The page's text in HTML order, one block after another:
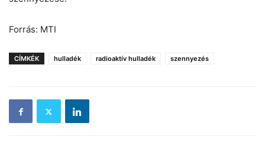
Forrás: MTI
CÍMKÉK hulladék radioaktív hulladék szennyezés